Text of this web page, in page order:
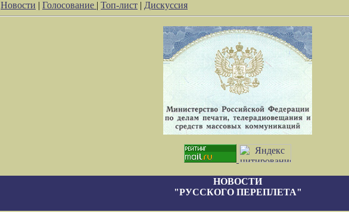
Новости | Голосование | Топ-лист | Дискуссия
НОВОСТИ
"РУССКОГО ПЕРЕПЛЕТА"